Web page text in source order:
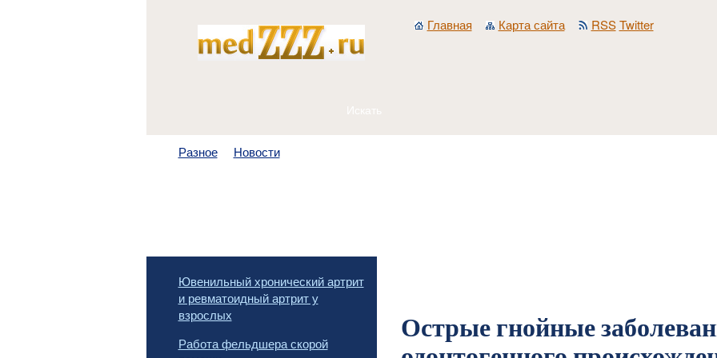
Главная Карта сайта RSS Twitter
Разное Новости
Ювенильный хронический артрит
и ревматоидный артрит у
взрослых
Работа фельдшера скорой
Острые гнойные